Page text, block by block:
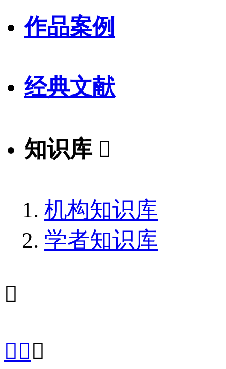
作品案例
经典文献
知识库 
机构知识库
学者知识库

